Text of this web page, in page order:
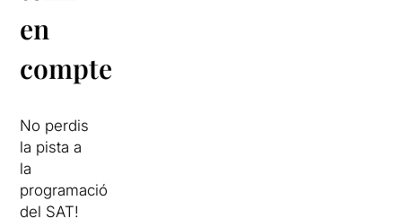
en
compte
No perdis
la pista a
la
programació
del SAT!